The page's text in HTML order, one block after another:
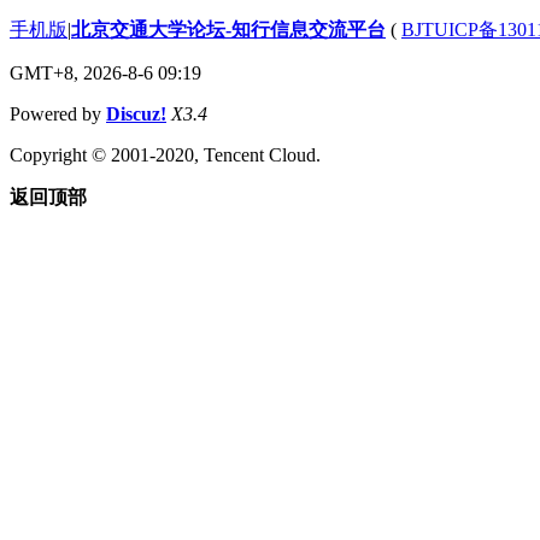
手机版|北京交通大学论坛-知行信息交流平台 ( BJTUICP备
GMT+8, 2026-8-6 09:19
Powered by Discuz! X3.4
Copyright © 2001-2020, Tencent Cloud.
返回顶部